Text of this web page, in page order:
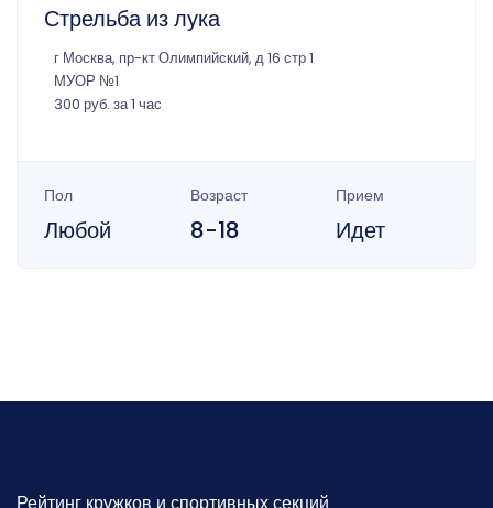
Стрельба из лука
г Москва, пр-кт Олимпийский, д 16 стр 1
МУОР №1
300 руб. за 1 час
Пол
Любой
Возраст
8-18
Прием
Идет